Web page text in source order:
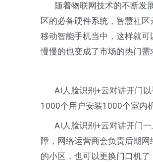
随着物联网技术的不断发展
区的必备硬件系统，智慧社
移动智能手机当中，这样就
慢慢的也变成了市场的热门
AI人脸识别+云对讲开门以
1000个用户安装1000个室内
AI人脸识别+云对讲开门一
障，网络运营商会负责后期
的小区，也可以更换门口机